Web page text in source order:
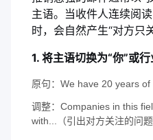
主语。当收件人连续阅
时，会自然产生“对方只
1. 将主语切换为“你”或
原句：We have 20 years of
调整：Companies in this
with...（引出对方关注的问题